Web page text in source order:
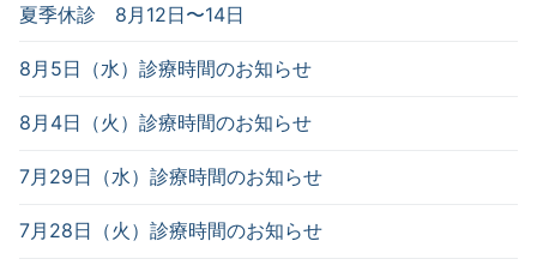
夏季休診 8月12日〜14日
8月5日（水）診療時間のお知らせ
8月4日（火）診療時間のお知らせ
7月29日（水）診療時間のお知らせ
7月28日（火）診療時間のお知らせ